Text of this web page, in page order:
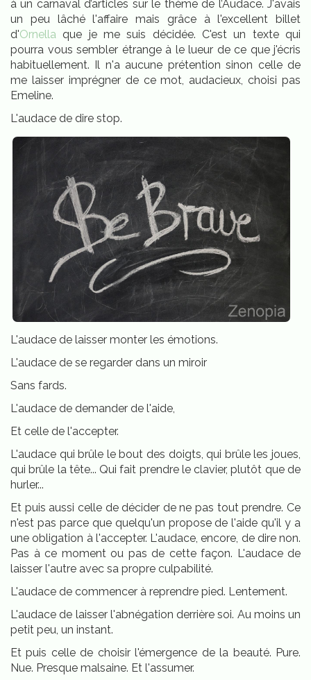
à un carnaval d’articles sur le thème de l’Audace. J'avais
un peu lâché l'affaire mais grâce à l'excellent billet
d'Ornella que je me suis décidée. C'est un texte qui
pourra vous sembler étrange à le lueur de ce que j'écris
habituellement. Il n'a aucune prétention sinon celle de
me laisser imprégner de ce mot, audacieux, choisi pas
Emeline.
L'audace de dire stop.
L'audace de laisser monter les émotions.
L'audace de se regarder dans un miroir
Sans fards.
L'audace de demander de l'aide,
Et celle de l'accepter.
L'audace qui brûle le bout des doigts, qui brûle les joues,
qui brûle la tête... Qui fait prendre le clavier, plutôt que de
hurler...
Et puis aussi celle de décider de ne pas tout prendre. Ce
n'est pas parce que quelqu'un propose de l'aide qu'il y a
une obligation à l'accepter. L'audace, encore, de dire non.
Pas à ce moment ou pas de cette façon. L'audace de
laisser l'autre avec sa propre culpabilité.
L'audace de commencer à reprendre pied. Lentement.
L'audace de laisser l'abnégation derrière soi. Au moins un
petit peu, un instant.
Et puis celle de choisir l'émergence de la beauté. Pure.
Nue. Presque malsaine. Et l'assumer.